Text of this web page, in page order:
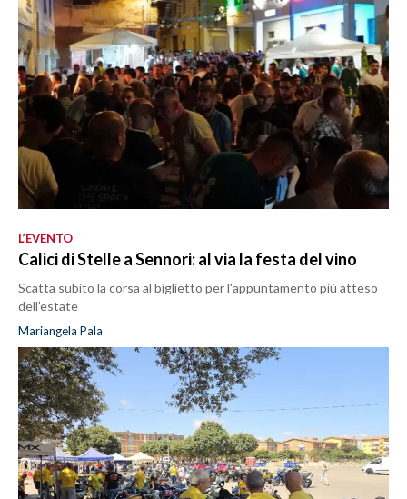
L’EVENTO
Calici di Stelle a Sennori: al via la festa del vino
Scatta subito la corsa al biglietto per l'appuntamento più atteso
dell’estate
Mariangela Pala